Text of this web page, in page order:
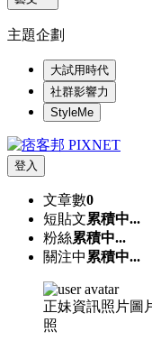
主題企劃
大試用時代
社群影響力
StyleMe
登入
文章數0
短貼文累積中...
粉絲累積中...
關注中 累積中...
正妹資訊照片圖
照